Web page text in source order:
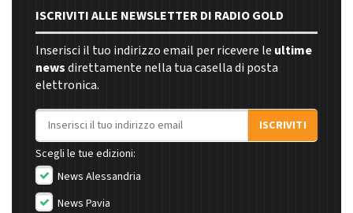
ISCRIVITI ALLE NEWSLETTER DI RADIO GOLD
Inserisci il tuo indirizzo email per ricevere le ultime
newsdirettamente nella tua casella di posta
elettronica.
Indirizzo email
ISCRIVITI
Scegli le tue edizioni:
News Alessandria
News Pavia